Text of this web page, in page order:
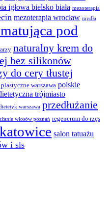
igłowa bielsko biała mezoterapia
mezoterapia wrocław mydła
pod
naturalny krem do
bez silikonów
do cery tłustej
warszawa polskie
trójmiasto
warszawa przedłużanie
włosów poznań regenerum do rzęs
salon tatuażu
i sls